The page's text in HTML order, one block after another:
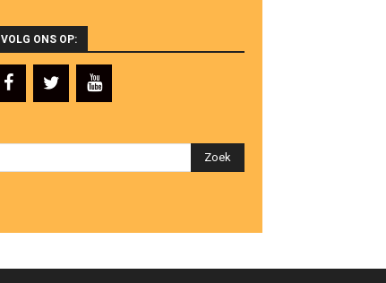
VOLG ONS OP: